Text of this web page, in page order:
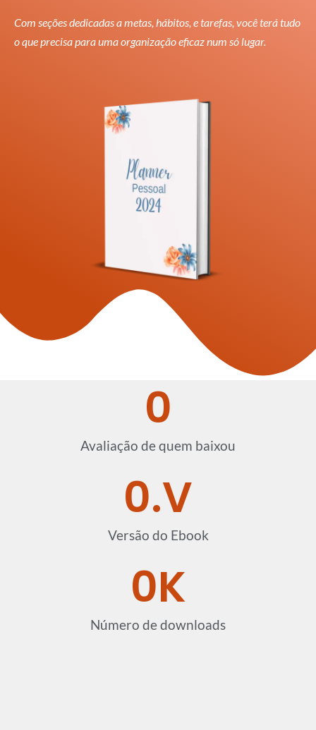
Com seções dedicadas a metas, hábitos, e tarefas, você terá tudo
o que precisa para uma organização eficaz num só lugar.
Avaliação de quem baixou
0
Versão do Ebook
0.V
Número de downloads
0K